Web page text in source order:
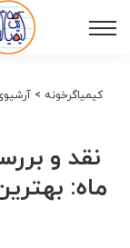
کیمیاگرخونه >
نقد و
ماه: